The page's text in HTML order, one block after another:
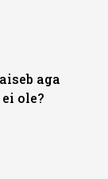
aga
ole?